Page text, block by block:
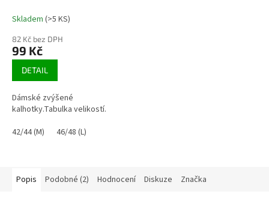
Skladem (>5 KS)
82 Kč bez DPH
99 Kč
DETAIL
Dámské zvýšené
kalhotky.Tabulka velikostí.
42/44 (M)
46/48 (L)
Popis Podobné (2) Hodnocení Diskuze Značka